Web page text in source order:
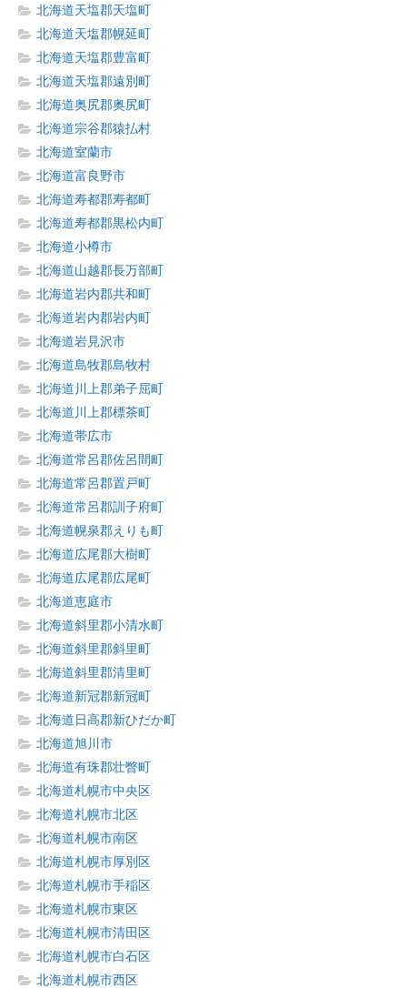
北海道天塩郡天塩町
北海道天塩郡幌延町
北海道天塩郡豊富町
北海道天塩郡遠別町
北海道奥尻郡奥尻町
北海道宗谷郡猿払村
北海道室蘭市
北海道富良野市
北海道寿都郡寿都町
北海道寿都郡黒松内町
北海道小樽市
北海道山越郡長万部町
北海道岩内郡共和町
北海道岩内郡岩内町
北海道岩見沢市
北海道島牧郡島牧村
北海道川上郡弟子屈町
北海道川上郡標茶町
北海道帯広市
北海道常呂郡佐呂間町
北海道常呂郡置戸町
北海道常呂郡訓子府町
北海道幌泉郡えりも町
北海道広尾郡大樹町
北海道広尾郡広尾町
北海道恵庭市
北海道斜里郡小清水町
北海道斜里郡斜里町
北海道斜里郡清里町
北海道新冠郡新冠町
北海道日高郡新ひだか町
北海道旭川市
北海道有珠郡壮瞥町
北海道札幌市中央区
北海道札幌市北区
北海道札幌市南区
北海道札幌市厚別区
北海道札幌市手稲区
北海道札幌市東区
北海道札幌市清田区
北海道札幌市白石区
北海道札幌市西区